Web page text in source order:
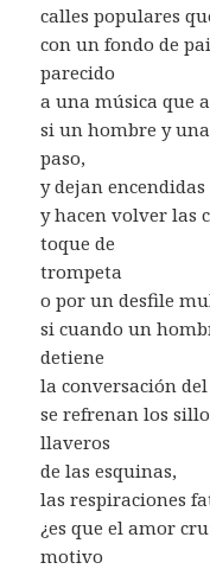
calles populares
con un fondo de
parecido
a una música que
si un hombre y
paso,
y dejan encendidas
y hacen volver las
toque de
trompeta
o por un desfile
si cuando un
detiene
la conversación
se refrenan los
llaveros
de las esquinas,
las respiraciones
¿es que el amor
motivo